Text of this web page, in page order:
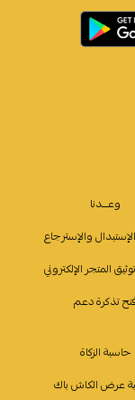
وعـــدنا
والإسترجاع
المتجر الإلكتروني
تذكرة دعم
حاسبة الزكاة
عرض الكاش باك